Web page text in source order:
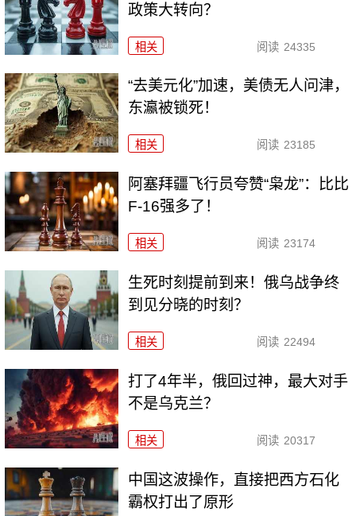
政策大转向？
相关 阅读 24335
“去美元化”加速，美债无人问津，
东瀛被锁死！
相关 阅读 23185
阿塞拜疆飞行员夸赞“枭龙”：比比
F-16强多了！
相关 阅读 23174
生死时刻提前到来！俄乌战争终
到见分晓的时刻？
相关 阅读 22494
打了4年半，俄回过神，最大对手
不是乌克兰？
相关 阅读 20317
中国这波操作，直接把西方石化
霸权打出了原形